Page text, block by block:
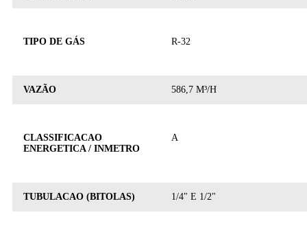
TIPO DE GÁS R-32
VAZÃO 586,7 M³/H
CLASSIFICACAO
ENERGETICA / INMETRO
A
TUBULACAO (BITOLAS) 1/4" E 1/2"